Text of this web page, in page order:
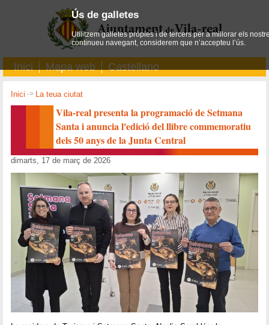
Inici Mapa web Castellano
Inici -> La teua ciutat
Vila-real presenta la programació de Setmana
Santa i anuncia l'edició del llibre commemoratiu
dels 50 anys de la Junta Central
dimarts, 17 de març de 2026
Ús de galletes
Utilitzem galletes pròpies i de tercers per a millorar els
continueu navegant, considerem que n’accepteu l’ús.